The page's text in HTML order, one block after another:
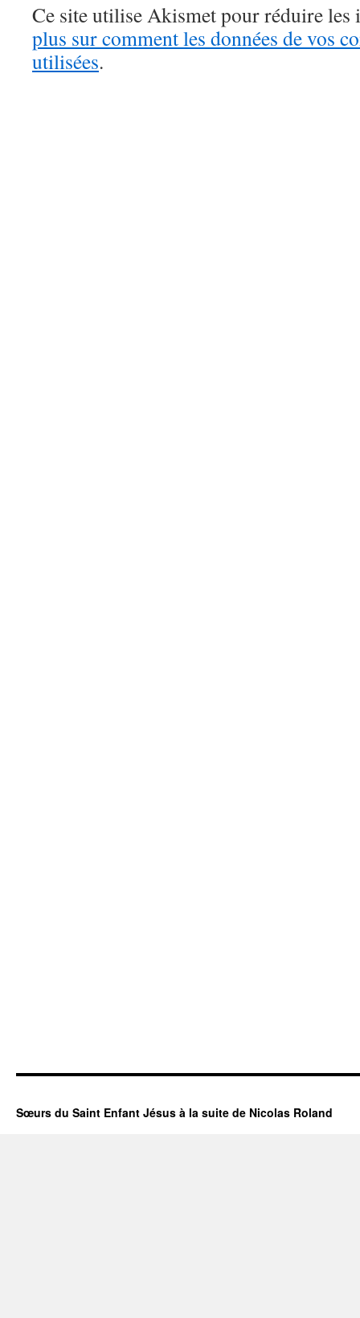
Ce site utilise Akismet pour réduire les
plus sur comment les données de vos
utilisées.
Sœurs du Saint Enfant Jésus à la suite de Nicolas Roland